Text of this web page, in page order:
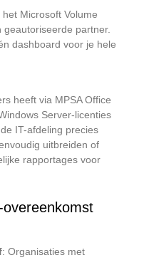
Microsoft Volume
geautoriseerde partner.
dashboard voor je hele
heeft via MPSA Office
Server-licenties
IT-afdeling precies
uitbreiden of
rapportages voor
: Organisaties met